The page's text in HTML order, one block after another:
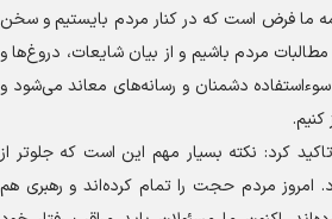
همه ما فرض است که در کنار مردم بایستیم و سخن
مردم باشیم و از بیان شایعات، دروغ‌ها و
دشمنان و رسانه‌های معاند می‌شود و
کرد: نکته بسیار مهم این است که جلوتر از
امروز مردم حجت را تمام کرده‌اند و رهبری هم